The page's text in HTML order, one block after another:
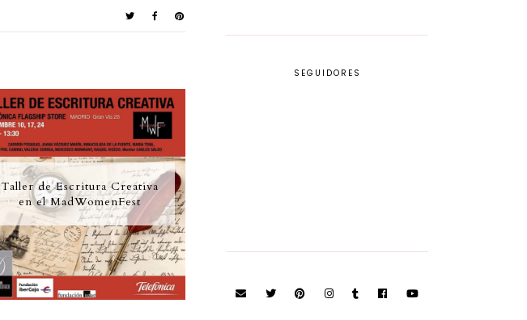
Taller de Escritura Creativa
en el MadWomenFest
SEGUIDORES